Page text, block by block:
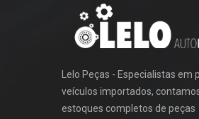
Lelo Peças - Especialistas em
veículos importados,
estoques completos de peças